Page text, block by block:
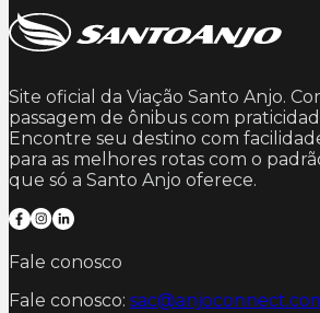
Site oficial da Viação Santo Anjo.
passagem de ônibus com
Encontre seu destino com
para as melhores rotas com o
que só a Santo Anjo oferece.
Fale conosco
Fale conosco: